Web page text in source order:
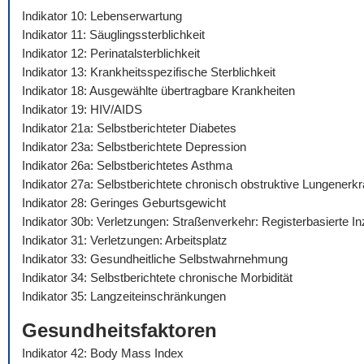
Indikator 10: Lebenserwartung
Indikator 11: Säuglingssterblichkeit
Indikator 12: Perinatalsterblichkeit
Indikator 13: Krankheitsspezifische Sterblichkeit
Indikator 18: Ausgewählte übertragbare Krankheiten
Indikator 19: HIV/AIDS
Indikator 21a: Selbstberichteter Diabetes
Indikator 23a: Selbstberichtete Depression
Indikator 26a: Selbstberichtetes Asthma
Indikator 27a: Selbstberichtete chronisch obstruktive
Indikator 28: Geringes Geburtsgewicht
Indikator 30b: Verletzungen: Straßenverkehr: Registerbasierte
Indikator 31: Verletzungen: Arbeitsplatz
Indikator 33: Gesundheitliche Selbstwahrnehmung
Indikator 34: Selbstberichtete chronische Morbidität
Indikator 35: Langzeiteinschränkungen
Gesundheitsfaktoren
Indikator 42: Body Mass Index